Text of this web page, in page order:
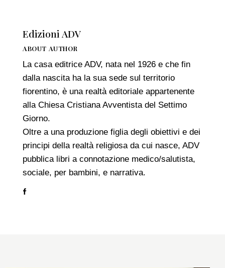
Edizioni ADV
ABOUT AUTHOR
La casa editrice ADV, nata nel 1926 e che fin
dalla nascita ha la sua sede sul territorio
fiorentino, è una realtà editoriale appartenente
alla Chiesa Cristiana Avventista del Settimo
Giorno.
Oltre a una produzione figlia degli obiettivi e dei
principi della realtà religiosa da cui nasce, ADV
pubblica libri a connotazione medico/salutista,
sociale, per bambini, e narrativa.